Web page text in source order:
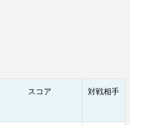
スコア 対戦相手